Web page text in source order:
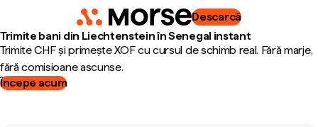
Descarcă
Trimite bani din Liechtenstein în Senegal instant
Trimite CHF și primește XOF cu cursul de schimb real. Fără marje,
fără comisioane ascunse.
Începe acum